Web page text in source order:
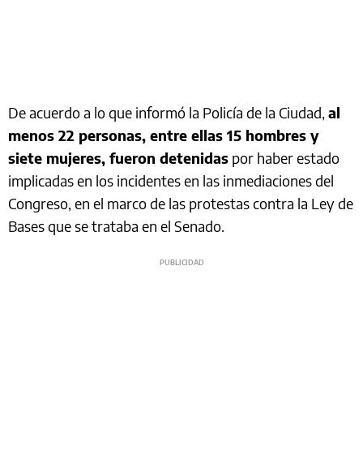
De acuerdo a lo que informó la Policía de la Ciudad, al
menos 22 personas, entre ellas 15 hombres y
siete mujeres, fueron detenidas por haber estado
implicadas en los incidentes en las inmediaciones del
Congreso, en el marco de las protestas contra la Ley de
Bases que se trataba en el Senado.